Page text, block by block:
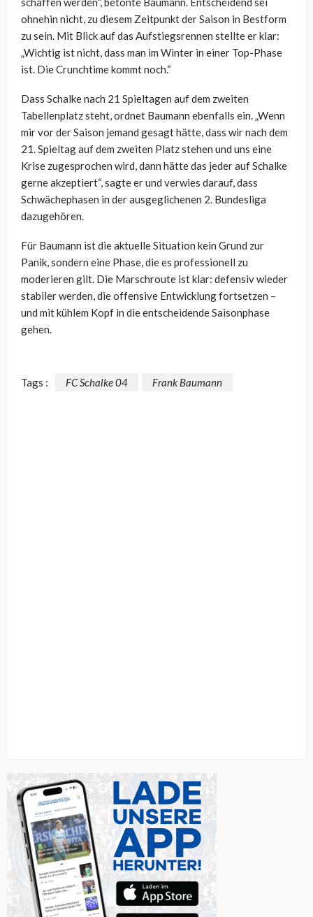
ohnehin nicht, zu diesem Zeitpunkt der Saison in Bestform
zu sein. Mit Blick auf das Aufstiegsrennen stellte er klar:
„Wichtig ist nicht, dass man im Winter in einer Top-Phase
ist. Die Crunchtime kommt noch.“
Dass Schalke nach 21 Spieltagen auf dem zweiten
Tabellenplatz steht, ordnet Baumann ebenfalls ein. „Wenn
mir vor der Saison jemand gesagt hätte, dass wir nach dem
21. Spieltag auf dem zweiten Platz stehen und uns eine
Krise zugesprochen wird, dann hätte das jeder auf Schalke
gerne akzeptiert“, sagte er und verwies darauf, dass
Schwächephasen in der ausgeglichenen 2. Bundesliga
dazugehören.
Für Baumann ist die aktuelle Situation kein Grund zur
Panik, sondern eine Phase, die es professionell zu
moderieren gilt. Die Marschroute ist klar: defensiv wieder
stabiler werden, die offensive Entwicklung fortsetzen –
und mit kühlem Kopf in die entscheidende Saisonphase
gehen.
Tags : FC Schalke 04 Frank Baumann